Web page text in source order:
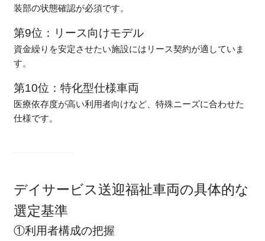
装部の状態確認が必須です。
第9位：リース向けモデル
資金繰りを安定させたい施設にはリース契約が適していま
す。
第10位：特化型仕様車両
医療依存度が高い利用者向けなど、特殊ニーズに合わせた
仕様です。
デイサービス送迎福祉車両の具体的な
選定基準
①利用者構成の把握